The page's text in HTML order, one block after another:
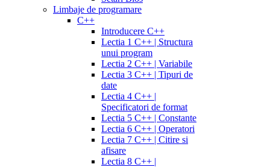
Limbaje de programare
C++
Introducere C++
Lectia 1 C++ | Structura
unui program
Lectia 2 C++ | Variabile
Lectia 3 C++ | Tipuri de
date
Lectia 4 C++ |
Specificatori de format
Lectia 5 C++ | Constante
Lectia 6 C++ | Operatori
Lectia 7 C++ | Citire si
afisare
Lectia 8 C++ |